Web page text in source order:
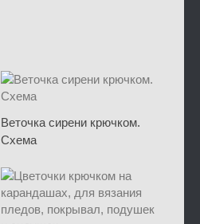
Веточка сирени крючком.
Схема